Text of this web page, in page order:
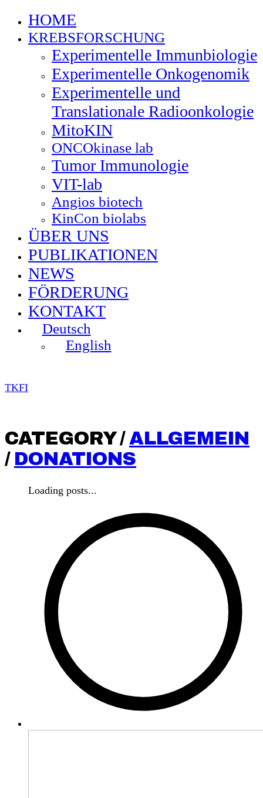
HOME
KREBSFORSCHUNG
Experimentelle Immunbiologie
Experimentelle Onkogenomik
Experimentelle und
Translationale Radioonkologie
MitoKIN
ONCOkinase lab
Tumor Immunologie
VIT-lab
Angios biotech
KinCon biolabs
ÜBER UNS
PUBLIKATIONEN
NEWS
FÖRDERUNG
KONTAKT
Deutsch
English
TKFI
CATEGORY /ALLGEMEIN
/ DONATIONS
Loading posts...